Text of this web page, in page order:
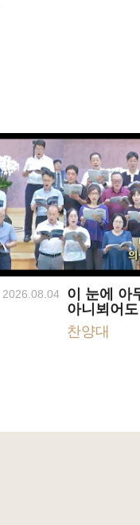
2026.08.04
이 눈에 아
아니뵈어도
찬양대